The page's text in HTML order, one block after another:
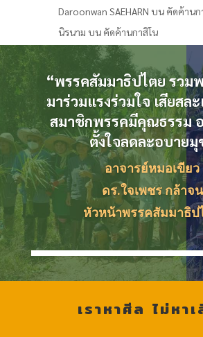
Daroonwan SAEHARN บน คัดค้านก
นิรนาม บน คัดค้านกาสิโน
“พรรคสัมมาธิปไตย รวม
มาร่วมแรงร่วมใจ เสียสล
สมาชิกพรรคมีคุณธรรม
ตั้งใจลดละอบายมุ
อาจารย์หมอเขียว
ดร.ใจเพชร กล้าจน
หัวหน้าพรรคสัมมาธิป
เราหาศีล ไม่หา